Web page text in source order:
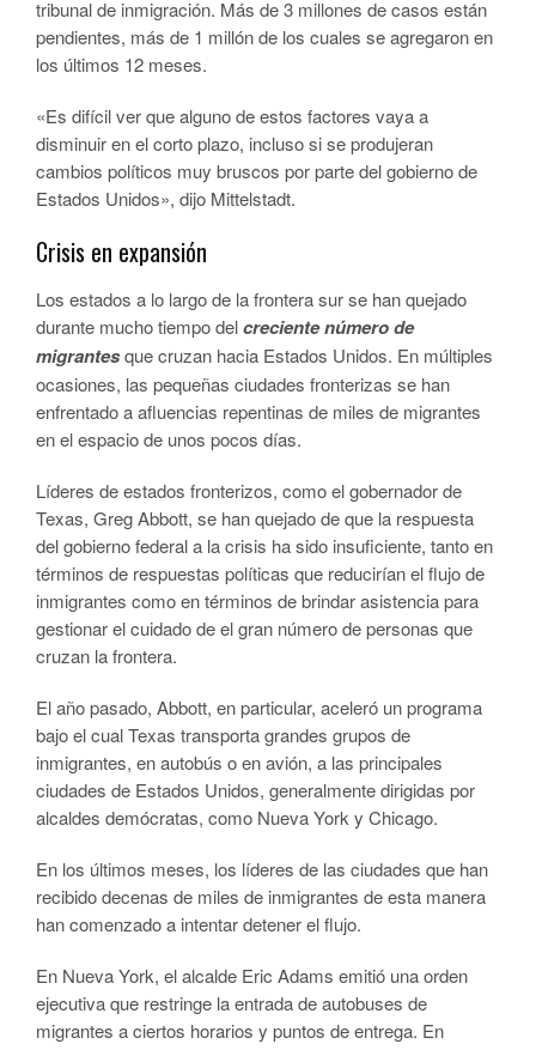
tribunal de inmigración. Más de 3 millones de casos están
pendientes, más de 1 millón de los cuales se agregaron en
los últimos 12 meses.
«Es difícil ver que alguno de estos factores vaya a
disminuir en el corto plazo, incluso si se produjeran
cambios políticos muy bruscos por parte del gobierno de
Estados Unidos», dijo Mittelstadt.
Crisis en expansión
Los estados a lo largo de la frontera sur se han quejado
durante mucho tiempo delcreciente número de
migrantesque cruzan hacia Estados Unidos. En múltiples
ocasiones, las pequeñas ciudades fronterizas se han
enfrentado a afluencias repentinas de miles de migrantes
en el espacio de unos pocos días.
Líderes de estados fronterizos, como el gobernador de
Texas, Greg Abbott, se han quejado de que la respuesta
del gobierno federal a la crisis ha sido insuficiente, tanto en
términos de respuestas políticas que reducirían el flujo de
inmigrantes como en términos de brindar asistencia para
gestionar el cuidado de el gran número de personas que
cruzan la frontera.
El año pasado, Abbott, en particular, aceleró un programa
bajo el cual Texas transporta grandes grupos de
inmigrantes, en autobús o en avión, a las principales
ciudades de Estados Unidos, generalmente dirigidas por
alcaldes demócratas, como Nueva York y Chicago.
En los últimos meses, los líderes de las ciudades que han
recibido decenas de miles de inmigrantes de esta manera
han comenzado a intentar detener el flujo.
En Nueva York, el alcalde Eric Adams emitió una orden
ejecutiva que restringe la entrada de autobuses de
migrantes a ciertos horarios y puntos de entrega. En